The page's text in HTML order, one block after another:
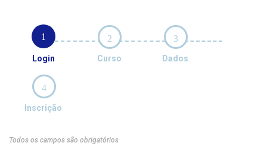
1
Login
2
Curso
3
Dados
4
Inscrição
Todos os campos são obrigatórios